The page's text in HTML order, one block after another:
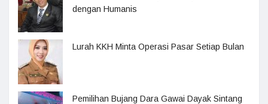
dengan Humanis
Lurah KKH Minta Operasi Pasar Setiap Bulan
Pemilihan Bujang Dara Gawai Dayak Sintang